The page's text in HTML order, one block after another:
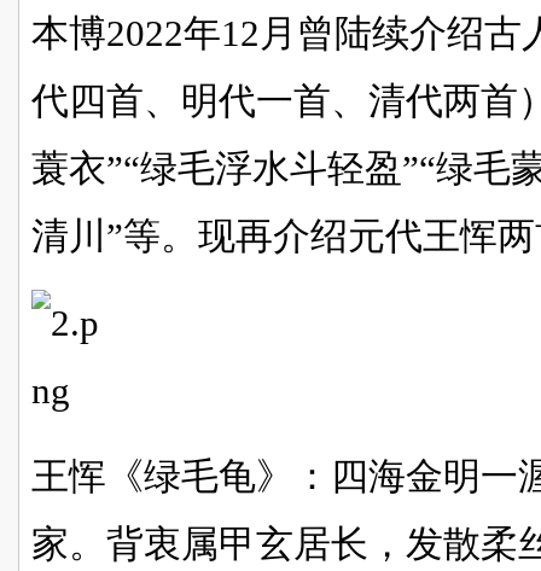
本博2022年12月曾陆续介绍
代四首、明代一首、清代两首
蓑衣”“绿毛浮水斗轻盈”“绿毛
清川”等。现再介绍元代王恽
王恽《绿毛龟》：四海金明一
家。背衷属甲玄居长，发散柔